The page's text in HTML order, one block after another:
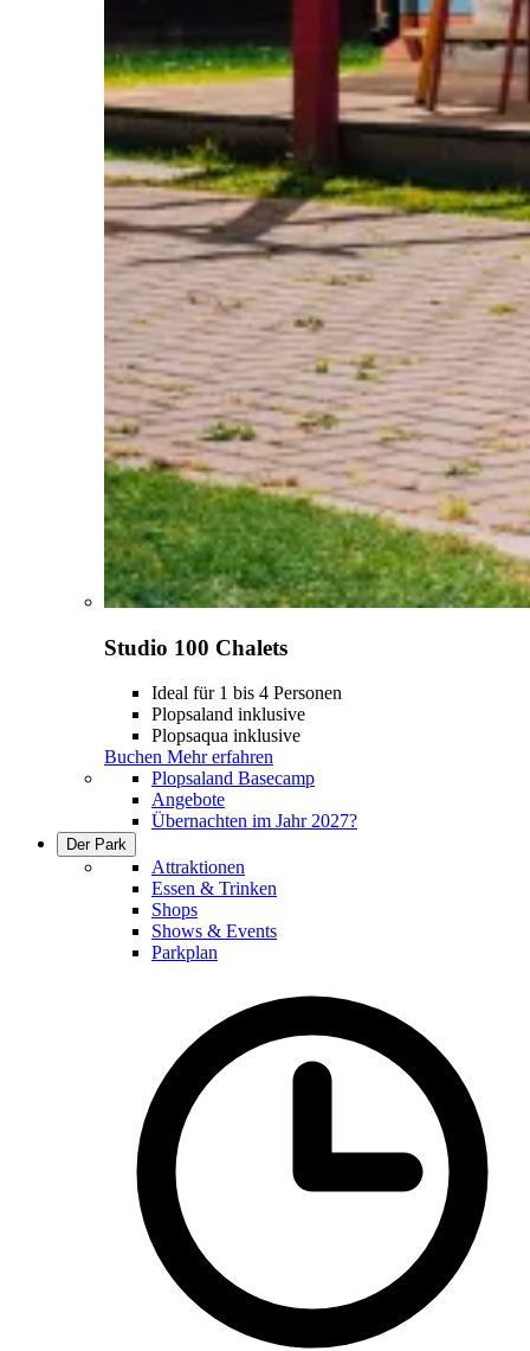
Studio 100 Chalets
Ideal für 1 bis 4 Personen
Plopsaland inklusive
Plopsaqua inklusive
Buchen Mehr erfahren
Plopsaland Basecamp
Angebote
Übernachten im Jahr 2027?
Der Park
Attraktionen
Essen & Trinken
Shops
Shows & Events
Parkplan